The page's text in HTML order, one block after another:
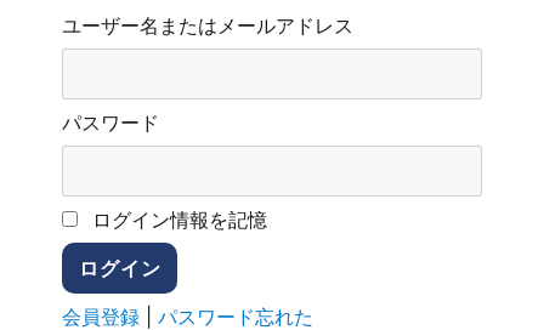
ユーザー名またはメールアドレス
パスワード
ログイン情報を記憶
会員登録 |パスワード忘れた